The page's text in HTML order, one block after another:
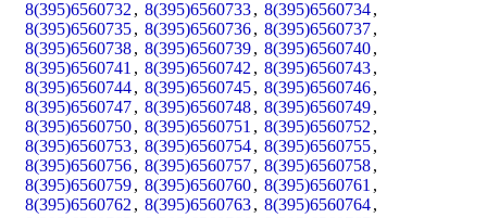
8(395)6560732 , 8(395)6560733, 8(395)6560734,
8(395)6560735, 8(395)6560736, 8(395)6560737,
8(395)6560738, 8(395)6560739, 8(395)6560740,
8(395)6560741 , 8(395)6560742 , 8(395)6560743,
8(395)6560744, 8(395)6560745, 8(395)6560746,
8(395)6560747, 8(395)6560748, 8(395)6560749,
8(395)6560750, 8(395)6560751 , 8(395)6560752 ,
8(395)6560753, 8(395)6560754, 8(395)6560755,
8(395)6560756, 8(395)6560757, 8(395)6560758,
8(395)6560759, 8(395)6560760, 8(395)6560761 ,
8(395)6560762 , 8(395)6560763, 8(395)6560764,